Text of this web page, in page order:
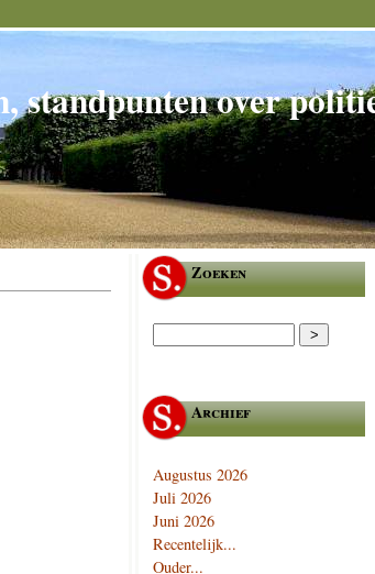
standpunten over
Zoeken
Archief
Augustus 2026
Juli 2026
Juni 2026
Recentelijk...
Ouder...